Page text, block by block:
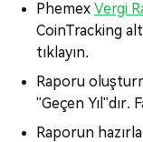
Phemex Vergi
CoinTracking
tıklayın.
Raporu
"Geçen Yıl"dır.
Raporun